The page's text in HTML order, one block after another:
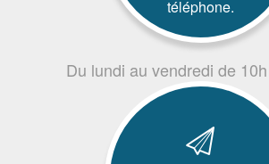
téléphone.
Du lundi au vendredi de